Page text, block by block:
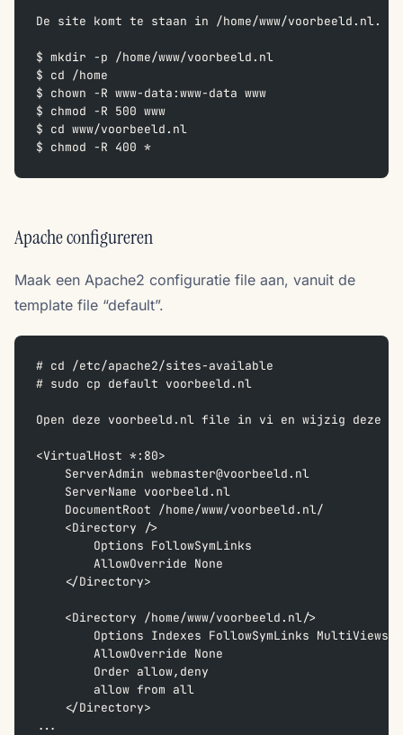
De site komt te staan in /home/www/voorbeeld.nl.
$ mkdir -p /home/www/voorbeeld.nl
$ cd /home
$ chown -R www-data:www-data www
$ chmod -R 500 www
$ cd www/voorbeeld.nl
$ chmod -R 400 *
Apache configureren
Maak een Apache2 configuratie file aan, vanuit de
template file “default”.
# cd /etc/apache2/sites-available
# sudo cp default voorbeeld.nl
Open deze voorbeeld.nl file in vi en wijzig deze
<VirtualHost *:80>
    ServerAdmin webmaster@voorbeeld.nl
    ServerName voorbeeld.nl
    DocumentRoot /home/www/voorbeeld.nl/
    <Directory />
        Options FollowSymLinks
        AllowOverride None
    </Directory>
    <Directory /home/www/voorbeeld.nl/>
        Options Indexes FollowSymLinks MultiViews
        AllowOverride None
        Order allow,deny
        allow from all
    </Directory>
...